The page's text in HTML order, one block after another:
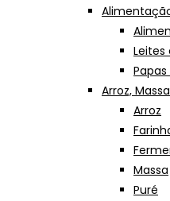
Leites
Arroz,
Arroz
Massa
Puré